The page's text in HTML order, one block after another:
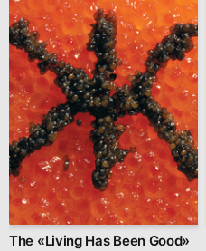
The «Living Has Been Good»